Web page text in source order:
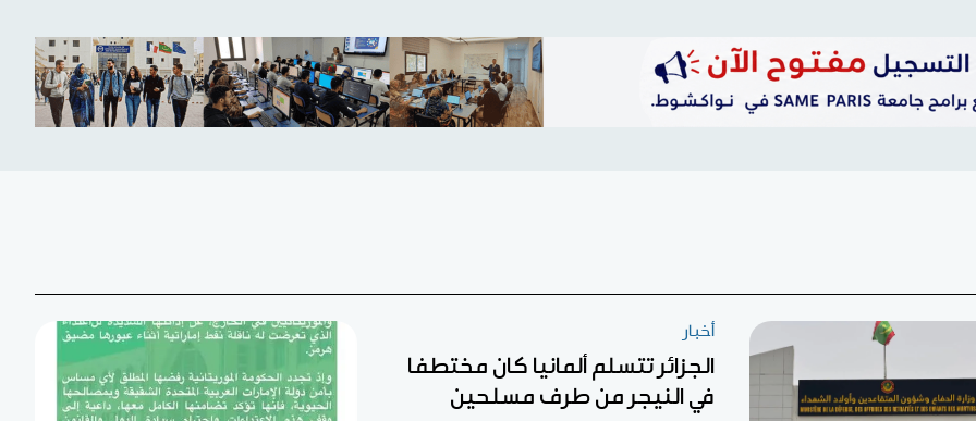
أخبار
الجزائر تتسلم ألمانيا كان مختطفا
في النيجر من طرف مسلحين